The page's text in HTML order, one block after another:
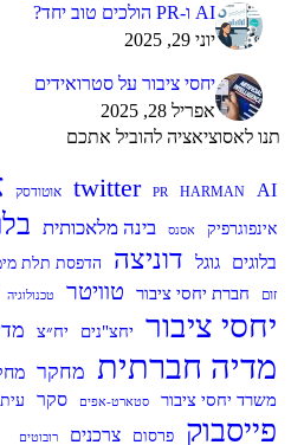
AI ו-PR הולכים טוב יחד?
יוני 29, 2025
יחסי ציבור על סטרואידים
אפריל 28, 2025
תנו לאסוציאציה להוביל אתכם
AI
HARMAN
PR
twitter אוטודסק
אינפוגרפיק אסנס בינה מלאכותית
בלוגים
גוגל דוניצה הדפסת תלת
זום
חברת יחסי ציבור טוויטר טכנולוגיה
יחסי ציבור יחצ"נים יח״צ
מדיה חברתית מחקר
משרד יחסי ציבור סטארט-אפים סקר
פייסבוק פרסום צרכנים רובוטים